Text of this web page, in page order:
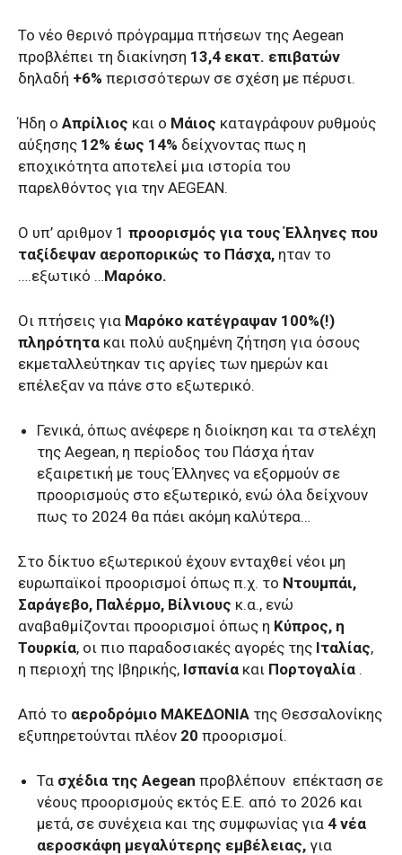
Το νέο θερινό πρόγραμμα πτήσεων της Aegean
προβλέπει τη διακίνηση 13,4 εκατ. επιβατών
δηλαδή +6% περισσότερων σε σχέση με πέρυσι.
Ήδη ο Απρίλιος και ο Μάιος καταγράφουν ρυθμούς
αύξησης 12% έως 14% δείχνοντας πως η
εποχικότητα αποτελεί μια ιστορία του
παρελθόντος για την AEGEAN.
Ο υπ’ αριθμον 1 προορισμός για τους Έλληνες που
ταξίδεψαν αεροπορικώς το Πάσχα, ηταν το
….εξωτικό …Μαρόκο.
Οι πτήσεις για Μαρόκο κατέγραψαν 100%(!)
πληρότητα και πολύ αυξημένη ζήτηση για όσους
εκμεταλλεύτηκαν τις αργίες των ημερών και
επέλεξαν να πάνε στο εξωτερικό.
Γενικά, όπως ανέφερε η διοίκηση και τα στελέχη
της Aegean, η περίοδος του Πάσχα ήταν
εξαιρετική με τους Έλληνες να εξορμούν σε
προορισμούς στο εξωτερικό, ενώ όλα δείχνουν
πως το 2024 θα πάει ακόμη καλύτερα…
Στο δίκτυο εξωτερικού έχουν ενταχθεί νέοι μη
ευρωπαϊκοί προορισμοί όπως π.χ. το Ντουμπάι,
Σαράγεβο, Παλέρμο, Βίλνιους κ.α., ενώ
αναβαθμίζονται προορισμοί όπως η Κύπρος, η
Τουρκία, οι πιο παραδοσιακές αγορές της Ιταλίας,
η περιοχή της Ιβηρικής, Ισπανία και Πορτογαλία .
Από το αεροδρόμιο ΜΑΚΕΔΟΝΙΑ της Θεσσαλονίκης
εξυπηρετούνται πλέον 20 προορισμοί.
Τα σχέδια της Aegean προβλέπουν επέκταση σε
νέους προορισμούς εκτός Ε.Ε. από το 2026 και
μετά, σε συνέχεια και της συμφωνίας για 4 νέα
αεροσκάφη μεγαλύτερης εμβέλειας, για